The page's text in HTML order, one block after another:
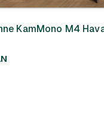
KamMono M4